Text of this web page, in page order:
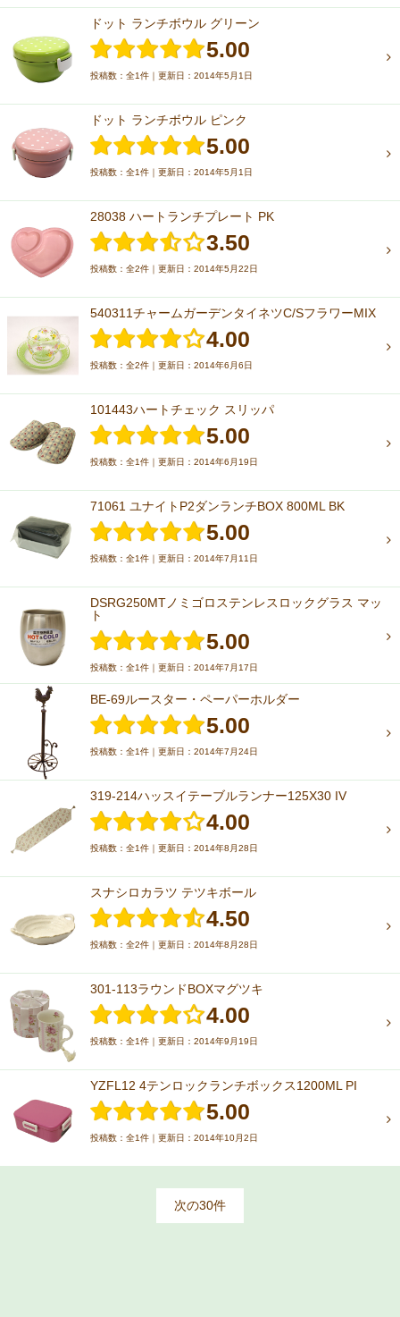
ドット ランチボウル グリーン
5.00
投稿数：全1件｜更新日：2014年5月1日
ドット ランチボウル ピンク
5.00
投稿数：全1件｜更新日：2014年5月1日
28038 ハートランチプレート PK
3.50
投稿数：全2件｜更新日：2014年5月22日
540311チャームガーデンタイネツC/SフラワーMIX
4.00
投稿数：全2件｜更新日：2014年6月6日
101443ハートチェック スリッパ
5.00
投稿数：全1件｜更新日：2014年6月19日
71061 ユナイトP2ダンランチBOX 800ML BK
5.00
投稿数：全1件｜更新日：2014年7月11日
DSRG250MTノミゴロステンレスロックグラス マッ
ト
5.00
投稿数：全1件｜更新日：2014年7月17日
BE-69ルースター・ペーパーホルダー
5.00
投稿数：全1件｜更新日：2014年7月24日
319-214ハッスイテーブルランナー125X30 IV
4.00
投稿数：全1件｜更新日：2014年8月28日
スナシロカラツ テツキボール
4.50
投稿数：全2件｜更新日：2014年8月28日
301-113ラウンドBOXマグツキ
4.00
投稿数：全1件｜更新日：2014年9月19日
YZFL12 4テンロックランチボックス1200ML PI
5.00
投稿数：全1件｜更新日：2014年10月2日
次の30件